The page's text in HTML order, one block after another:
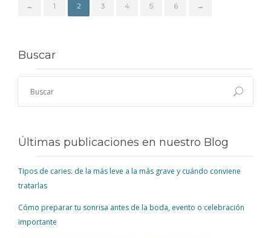
← 1 2 3 4 5 6 →
Buscar
Últimas publicaciones en nuestro Blog
Tipos de caries: de la más leve a la más grave y cuándo conviene
tratarlas
Cómo preparar tu sonrisa antes de la boda, evento o celebración
importante